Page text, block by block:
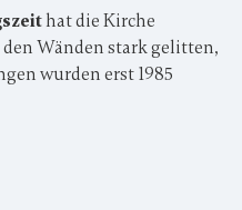
hat die Kirche
Wänden stark gelitten,
wurden erst 1985